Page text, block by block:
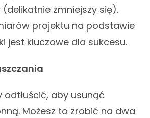
zmniejszy się).
projektu na podstawie
jest kluczowe dla sukcesu.
odtłuścić, aby usunąć
Możesz to zrobić na dwa